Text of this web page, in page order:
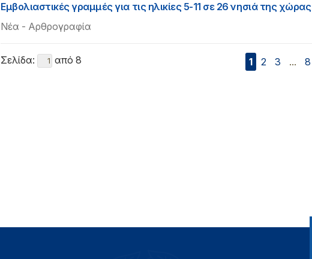
Εμβολιαστικές γραμμές για τις ηλικίες 5-11 σε 26 νησιά της χώρας
Νέα - Αρθρογραφία
Σελίδα: από 8 1 2 3 ... 8